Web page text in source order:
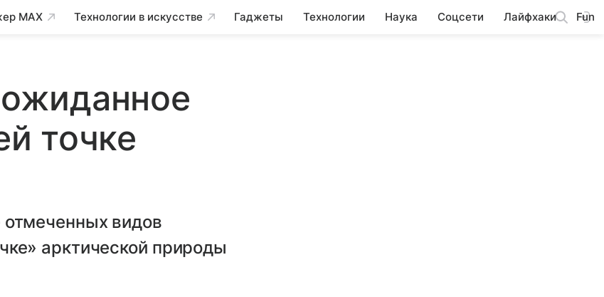
MAX Технологии в искусстве Гаджеты Технологии Наука Соцсети Лайфхаки Fun
точке
видов
арктической природы